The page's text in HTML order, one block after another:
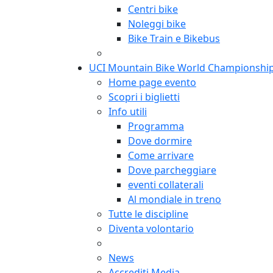
Centri bike
Noleggi bike
Bike Train e Bikebus
UCI Mountain Bike World
Home page evento
Scopri i biglietti
Info utili
Programma
Dove dormire
Come arrivare
Dove parcheggiare
eventi collaterali
Al mondiale in treno
Tutte le discipline
Diventa volontario
News